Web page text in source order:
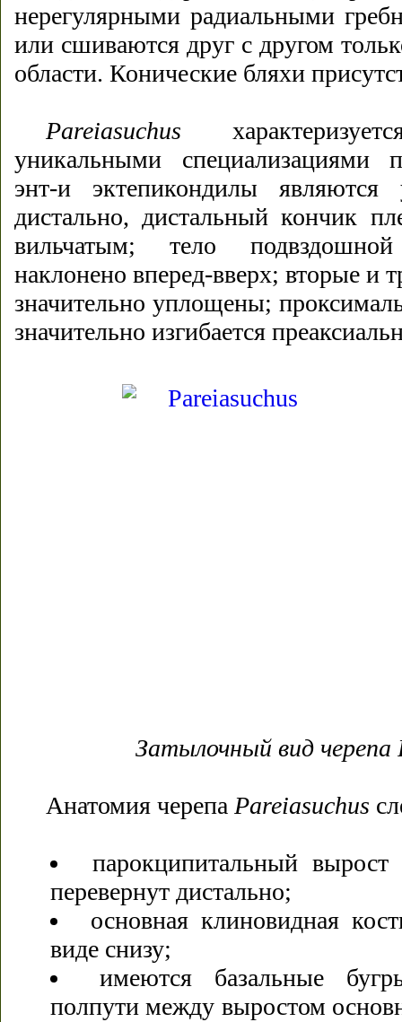
нерегулярными радиальными
или сшиваются друг с другом
области. Конические бляхи
Pareiasuchus
уникальными специализациями
энт-и эктепикондилы
дистально, дистальный кончик
вильчатым; тело
наклонено вперед-вверх; вторые и
значительно уплощены;
значительно изгибается
Затылочный вид черепа
Анатомия черепа Pareiasuchus
парокципитальный
перевернут дистально;
основная клиновидная
виде снизу;
имеются базальные
полпути между выростом